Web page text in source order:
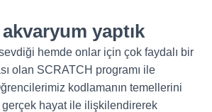
yaptık
hemde onlar için çok faydalı bir
olan SCRATCH programı ile
kodlamanın temellerini
hayat ile ilişkilendirerek